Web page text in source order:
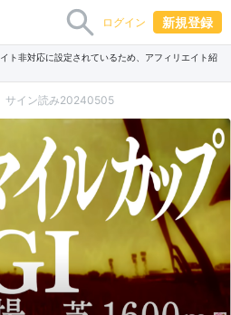
ログイン 新規登録
ト非対応に設定されているため、アフィリエイト紹
サイン読み20240505